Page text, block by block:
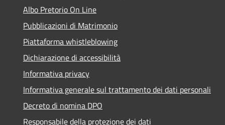
Albo Pretorio On Line
Pubblicazioni di Matrimonio
Piattaforma whistleblowing
Dichiarazione di accessibilità
Informativa privacy
Informativa generale sul trattamento dei dati personali
Decreto di nomina DPO
Responsabile della protezione dei dati